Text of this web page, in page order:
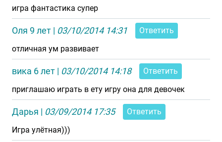
игра фантастика супер
Оля 9 лет | 03/10/2014 14:31
Ответить
отличная ум развивает
вика 6 лет | 03/10/2014 14:18
Ответить
приглашаю играть в ету игру она для девочек
Дарья | 03/09/2014 17:35
Ответить
Игра улётная)))